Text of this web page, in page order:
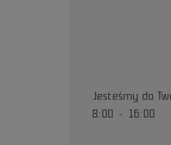
Jesteśmy do
8:00 - 16:00